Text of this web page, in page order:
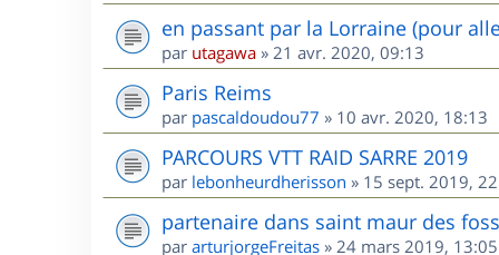
en passant par la Lorraine (pour
par utagawa » 21 avr. 2020, 09:13
Paris Reims
par pascaldoudou77 » 10 avr. 2020, 18:13
PARCOURS VTT RAID SARRE 2019
par lebonheurdherisson » 15 sept. 2019,
partenaire dans saint maur des
par arturjorgeFreitas » 24 mars 2019, 13:05